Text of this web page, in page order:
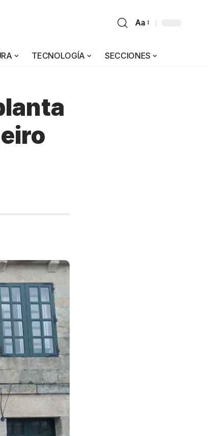
Aa
TECNOLOGÍA SECCIONES